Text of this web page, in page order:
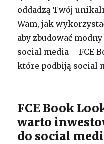
oddadzą Twój
Wam, jak
aby zbudować
social media – FCE
które podbiją social
FCE Book
warto
do social